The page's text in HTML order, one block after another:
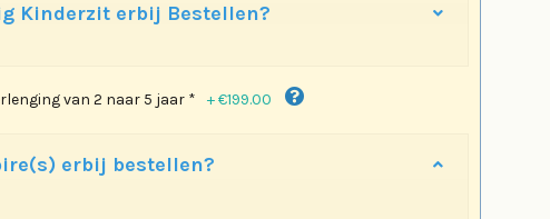
Kinderzit erbij Bestellen?
van 2 naar 5 jaar * +€199.00
erbij bestellen?